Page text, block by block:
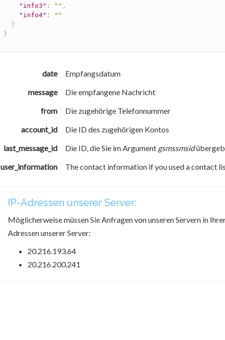
"info3" : "" ,
"info4" :
""
}
}
date
Empfangsdatum
message
Die empfangene Nachricht
from
Die zugehörige Telefonnummer
account_id
Die ID des zugehörigen Kontos
last_message_id
Die ID, die Sie im Argument gsmssmsid
user_information
The contact information if you used a contact
IP-Adressen unserer Server:
Möglicherweise müssen Sie Anfragen von unseren Servern in
Adressen unserer Server:
20.216.193.64
20.216.200.241